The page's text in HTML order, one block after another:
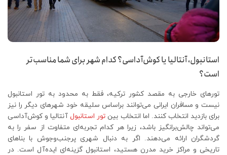
استانبول، آنتالیا یا کوش‌آداسی؟ کدام شهر برای شما مناسب‌تر
است؟
تورهای خارجی به مقصد کشور ترکیه، فقط به محدود به تور استانبول
نیست و مسافران ایرانی می‌توانند براساس سلیقه خود شهرهای دیگر را نیز
برای بازدید انتخاب کنند. اما انتخاب بینتور استانبول آنتالیا و کوش‌آداسی
می‌تواند چالش‌برانگیز باشد، زیرا هر کدام تجربه‌ای متفاوت از سفر را به
گردشگران ارائه می‌دهند. اگر به دنبال شهری پرجنب‌وجوش با بناهای
تاریخی و مراکز خرید مدرن هستید، استانبول گزینه‌ای ایده‌آل است. در